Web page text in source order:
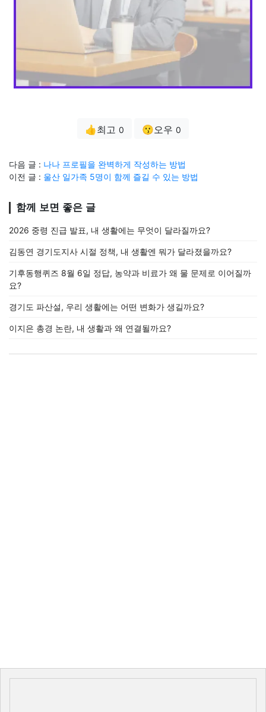
👍최고 0 😗오우 0
다음 글 : 나나 프로필을 완벽하게 작성하는 방법
이전 글 : 울산 일가족 5명이 함께 즐길 수 있는 방법
함께 보면 좋은 글
2026 중령 진급 발표, 내 생활에는 무엇이 달라질까요?
김동연 경기도지사 시절 정책, 내 생활엔 뭐가 달라졌을까요?
기후동행퀴즈 8월 6일 정답, 농약과 비료가 왜 물 문제로 이어질까
요?
경기도 파산설, 우리 생활에는 어떤 변화가 생길까요?
이지은 총경 논란, 내 생활과 왜 연결될까요?